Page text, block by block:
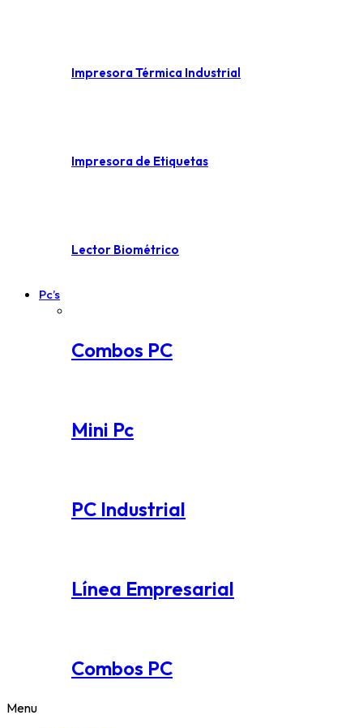
Impresora Térmica Industrial
Impresora de Etiquetas
Lector Biométrico
Pc’s
Combos PC
Mini Pc
PC Industrial
Línea Empresarial
Combos PC
Menu